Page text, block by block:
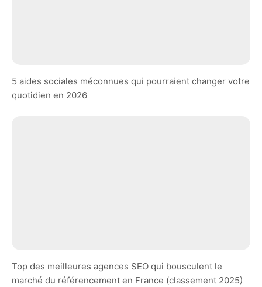
5 aides sociales méconnues qui pourraient changer votre
quotidien en 2026
Top des meilleures agences SEO qui bousculent le
marché du référencement en France (classement 2025)